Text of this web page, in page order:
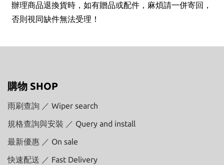
辦理商品退換貨時，如有贈品或配件，麻煩請一併寄回，
否則視同缺件無法受理！
購物 SHOP
雨刷查詢 ／ Wiper search
規格查詢與安裝 ／ Query and install
最新優惠 ／ On sale
快速配送 ／ Fast Delivery